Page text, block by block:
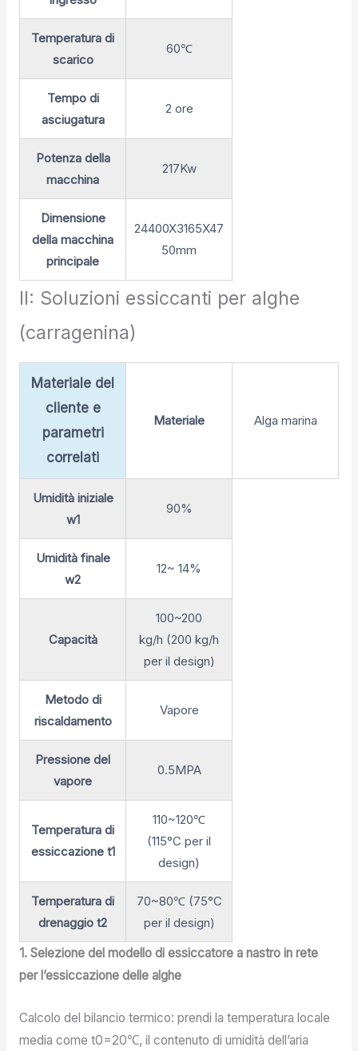
Temperatura di
scarico
60℃
Tempo di
asciugatura
2 ore
Potenza della
macchina
217Kw
Dimensione
della macchina
principale
24400X3165X47
50mm
II: Soluzioni essiccanti per alghe
(carragenina)
Materiale del
cliente e
parametri
correlati
Materiale Alga marina
Umidità iniziale
w1
90%
Umidità finale
w2
12~ 14%
Capacità
100~200
kg/h (200 kg/h
per il design)
Metodo di
riscaldamento
Vapore
Pressione del
vapore
0.5MPA
Temperatura di
essiccazione t1
110~120℃
(115°C per il
design)
Temperatura di
drenaggio t2
70~80℃ (75°C
per il design)
1. Selezione del modello di essiccatore a nastro in rete
per l’essiccazione delle alghe
Calcolo del bilancio termico: prendi la temperatura locale
media come t0=20℃, il contenuto di umidità dell’aria